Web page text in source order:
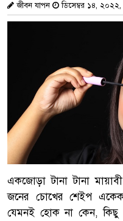
জীবন যাপন ডিসেম্বর ১৪,
একজোড়া টানা টানা
জনের চোখের শেইপ
যেমনই হোক না কেন,